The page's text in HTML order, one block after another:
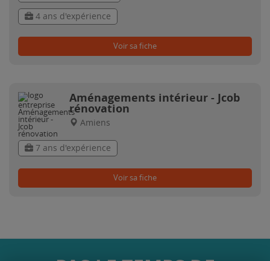
4 ans d'expérience
Voir sa fiche
Aménagements intérieur - Jcob
rénovation
Amiens
7 ans d'expérience
Voir sa fiche